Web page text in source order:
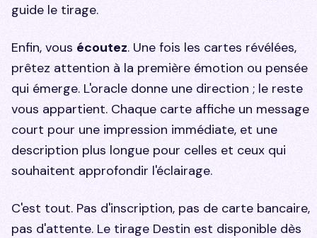
guide le tirage.
Enfin, vous écoutez. Une fois les cartes révélées,
prêtez attention à la première émotion ou pensée
qui émerge. L'oracle donne une direction ; le reste
vous appartient. Chaque carte affiche un message
court pour une impression immédiate, et une
description plus longue pour celles et ceux qui
souhaitent approfondir l'éclairage.
C'est tout. Pas d'inscription, pas de carte bancaire,
pas d'attente. Le tirage Destin est disponible dès